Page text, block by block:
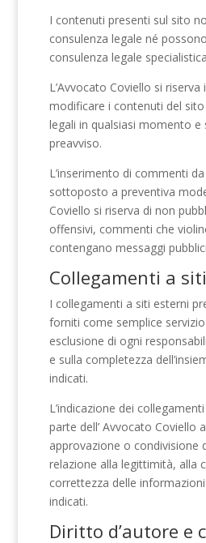
I contenuti presenti sul sito
consulenza legale né
consulenza legale
L’Avvocato Coviello si riserva
modificare i contenuti del
legali in qualsiasi momento e
preavviso.
L’inserimento di commenti
sottoposto a preventiva
Coviello si riserva di non
offensivi, commenti che
contengano messaggi
Collegamenti a
I collegamenti a siti esterni
forniti come semplice
esclusione di ogni
e sulla completezza
indicati.
L’indicazione dei
parte dell’ Avvocato Coviello
approvazione o condivisione
relazione alla legittimità, alla
correttezza delle
indicati.
Diritto d’autore e